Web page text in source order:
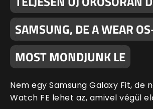
SAMSUNG, DE A WEAR
MOST MONDJUNK LE
Nem egy Samsung Galaxy Fit, de
Watch FE lehet az, amivel végül